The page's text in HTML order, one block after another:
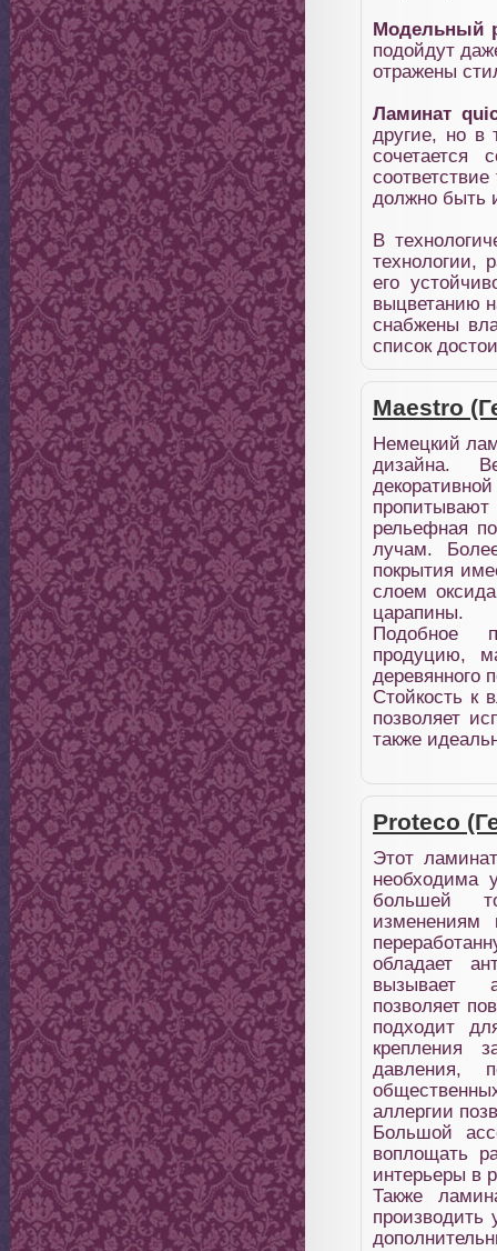
Модельный
подойдут
отражены
Ламинат
другие, но в
сочетается
должно быть
В
технологии,
его
выцветанию
снабжены
список
Maestro
Немецкий
дизайна.
рельефная
лучам.
покрытия
слоем
царапины.
Подобное
продуцию,
деревянного
Стойкость к
позволяет
также
Proteco
Этот
необходима
большей
изменениям
обладает
вызывает
позволяет
подходит
крепления
давления,
аллергии
Большой
воплощать
интерьеры в
Также